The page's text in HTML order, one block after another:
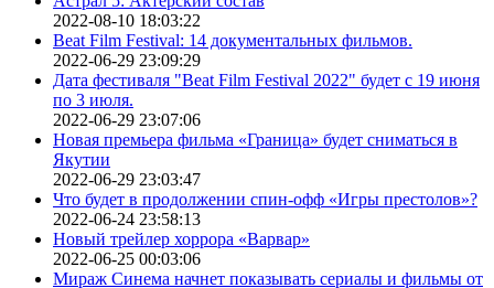
2022-08-10 18:03:22
Beat Film Festival: 14 документальных фильмов.
2022-06-29 23:09:29
Дата фестиваля "Beat Film Festival 2022" будет с 19 июня
по 3 июля.
2022-06-29 23:07:06
Новая премьера фильма «Граница» будет сниматься в
Якутии
2022-06-29 23:03:47
Что будет в продолжении спин-офф «Игры престолов»?
2022-06-24 23:58:13
Новый трейлер хоррора «Варвар»
2022-06-25 00:03:06
Мираж Синема начнет показывать сериалы и фильмы от